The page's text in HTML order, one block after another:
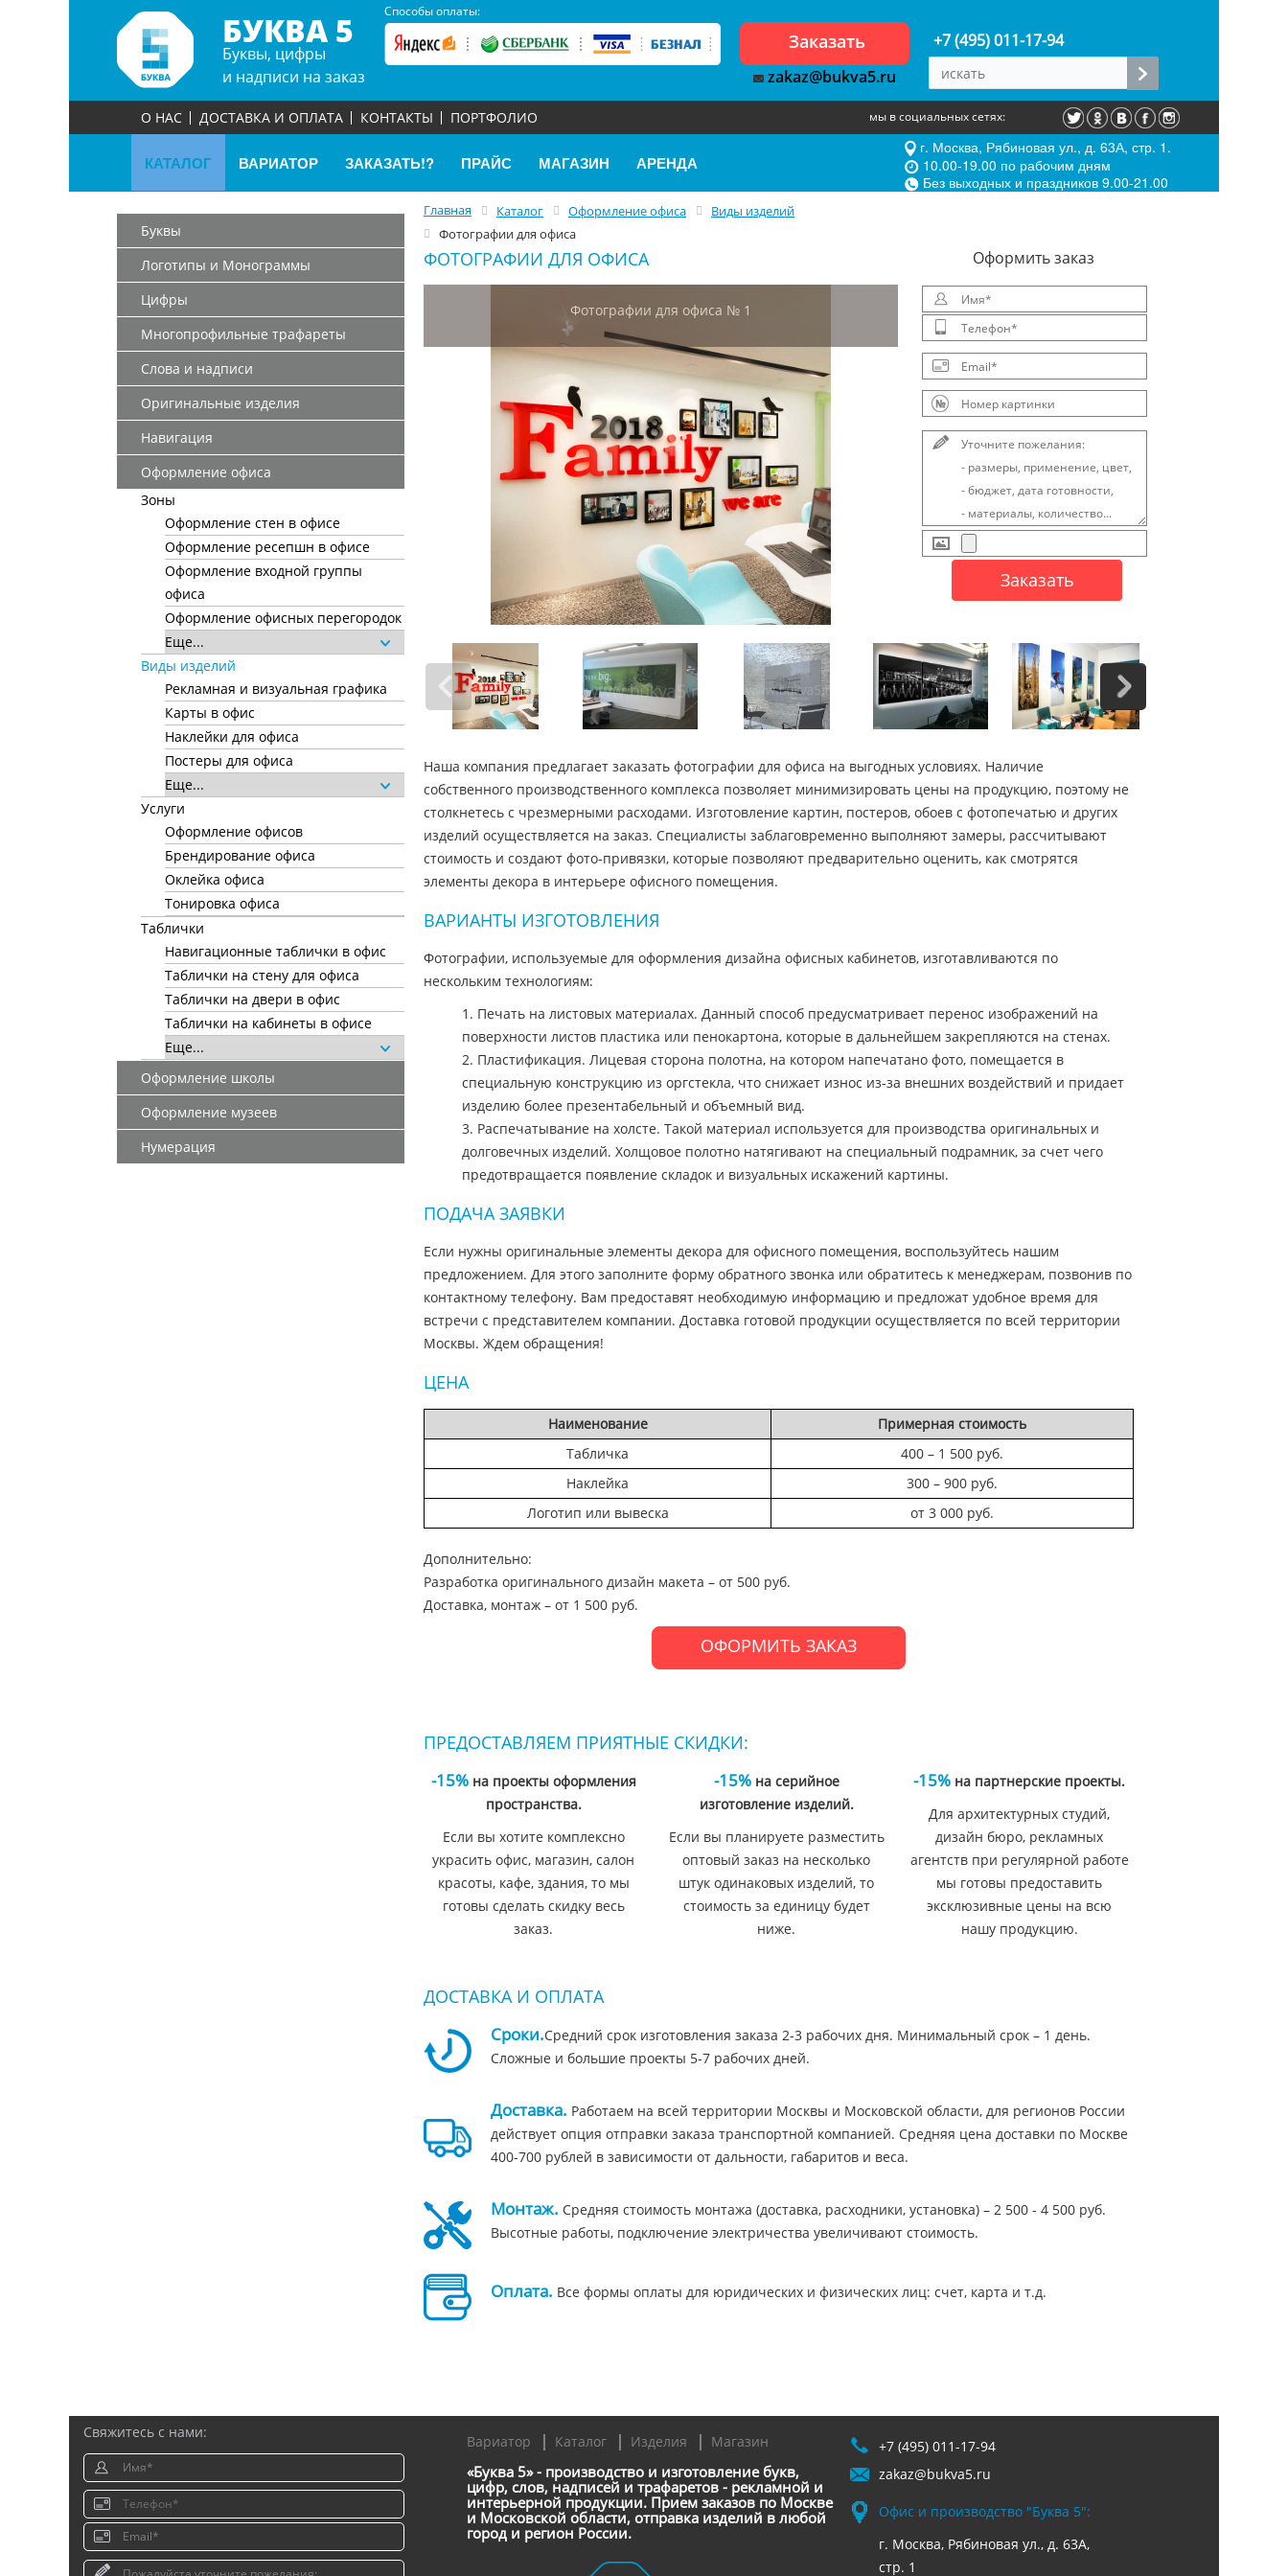
БУКВА 5
Буквы, цифры
и надписи на заказ
Способы оплаты:
Заказать
zakaz@bukva5.ru
+7 (495) 011-17-94
О НАС ДОСТАВКА И ОПЛАТА КОНТАКТЫ ПОРТФОЛИО мы в социальных сетях:
КАТАЛОГ ВАРИАТОР ЗАКАЗАТЬ!? ПРАЙС МАГАЗИН АРЕНДА
г. Москва, Рябиновая ул., д. 63А, стр. 1.
10.00-19.00 по рабочим дням
Без выходных и праздников 9.00-21.00
Главная Каталог Оформление офиса
Виды изделий
Фотографии для офиса
Буквы
Логотипы и Монограммы
Цифры
Многопрофильные трафареты
Слова и надписи
Оригинальные изделия
Навигация
Оформление офиса
Зоны
Оформление стен в офисе
Оформление ресепшн в офисе
Оформление входной группы
офиса
Оформление офисных перегородок
Еще...
Виды изделий
Рекламная и визуальная графика
Карты в офис
Наклейки для офиса
Постеры для офиса
Еще...
Услуги
Оформление офисов
Брендирование офиса
Оклейка офиса
Тонировка офиса
Таблички
Навигационные таблички в офис
Таблички на стену для офиса
Таблички на двери в офис
Таблички на кабинеты в офисе
Еще...
Оформление школы
Оформление музеев
Нумерация
ФОТОГРАФИИ ДЛЯ ОФИСА
Фотографии для офиса № 1
Oформить заказ
Наша компания предлагает заказать фотографии для офиса на выгодных условиях. Наличие
собственного производственного комплекса позволяет минимизировать цены на продукцию, поэтому не
столкнетесь с чрезмерными расходами. Изготовление картин, постеров, обоев с фотопечатью и других
изделий осуществляется на заказ. Специалисты заблаговременно выполняют замеры, рассчитывают
стоимость и создают фото-привязки, которые позволяют предварительно оценить, как смотрятся
элементы декора в интерьере офисного помещения.
ВАРИАНТЫ ИЗГОТОВЛЕНИЯ
Фотографии, используемые для оформления дизайна офисных кабинетов, изготавливаются по
нескольким технологиям:
1. Печать на листовых материалах. Данный способ предусматривает перенос изображений на
поверхности листов пластика или пенокартона, которые в дальнейшем закрепляются на стенах.
2. Пластификация. Лицевая сторона полотна, на котором напечатано фото, помещается в
специальную конструкцию из оргстекла, что снижает износ из-за внешних воздействий и придает
изделию более презентабельный и объемный вид.
3. Распечатывание на холсте. Такой материал используется для производства оригинальных и
долговечных изделий. Холщовое полотно натягивают на специальный подрамник, за счет чего
предотвращается появление складок и визуальных искажений картины.
ПОДАЧА ЗАЯВКИ
Если нужны оригинальные элементы декора для офисного помещения, воспользуйтесь нашим
предложением. Для этого заполните форму обратного звонка или обратитесь к менеджерам, позвонив по
контактному телефону. Вам предоставят необходимую информацию и предложат удобное время для
встречи с представителем компании. Доставка готовой продукции осуществляется по всей территории
Москвы. Ждем обращения!
ЦЕНА
Наименование
Примерная стоимость
Табличка
400 – 1 500 руб.
Наклейка
300 – 900 руб.
Логотип или вывеска
от 3 000 руб.
Дополнительно:
Разработка оригинального дизайн макета – от 500 руб.
Доставка, монтаж – от 1 500 руб.
ОФОРМИТЬ ЗАКАЗ
ПРЕДОСТАВЛЯЕМ ПРИЯТНЫЕ СКИДКИ:
-15%на проекты оформления
пространства.
Если вы хотите комплексно
украсить офис, магазин, салон
красоты, кафе, здания, то мы
готовы сделать скидку весь
заказ.
-15%на серийное
изготовление изделий.
Если вы планируете разместить
оптовый заказ на несколько
штук одинаковых изделий, то
стоимость за единицу будет
ниже.
-15% на партнерские проекты.
Для архитектурных студий,
дизайн бюро, рекламных
агентств при регулярной работе
мы готовы предоставить
эксклюзивные цены на всю
нашу продукцию.
ДОСТАВКА И ОПЛАТА
Сроки.Средний срок изготовления заказа 2-3 рабочих дня. Минимальный срок – 1 день.
Сложные и большие проекты 5-7 рабочих дней.
Доставка. Работаем на всей территории Москвы и Московской области, для регионов России
действует опция отправки заказа транспортной компанией. Средняя цена доставки по Москве
400-700 рублей в зависимости от дальности, габаритов и веса.
Монтаж. Средняя стоимость монтажа (доставка, расходники, установка) – 2 500 - 4 500 руб.
Высотные работы, подключение электричества увеличивают стоимость.
Оплата. Все формы оплаты для юридических и физических лиц: счет, карта и т.д.
Свяжитесь с нами:
Вариатор Каталог Изделия Магазин
«Буква 5» - производство и изготовление букв,
цифр, слов, надписей и трафаретов - рекламной и
интерьерной продукции. Прием заказов по Москве
и Московской области, отправка изделий в любой
город и регион России.
+7 (495) 011-17-94
zakaz@bukva5.ru
Офис и производство "Буква 5":
г. Москва, Рябиновая ул., д. 63А,
стр. 1